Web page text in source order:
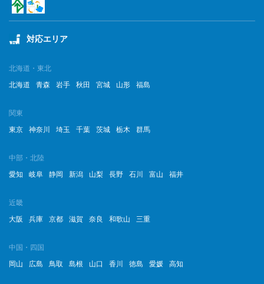
対応エリア
北海道・東北
北海道
青森 岩手 秋田 宮城 山形 福島
関東
東京
神奈川 埼玉 千葉 茨城 栃木 群馬
中部・北陸
愛知
岐阜 静岡 新潟 山梨 長野 石川 富山 福井
近畿
大阪
兵庫 京都 滋賀 奈良 和歌山 三重
中国・四国
岡山
広島 鳥取 島根 山口 香川 徳島 愛媛 高知